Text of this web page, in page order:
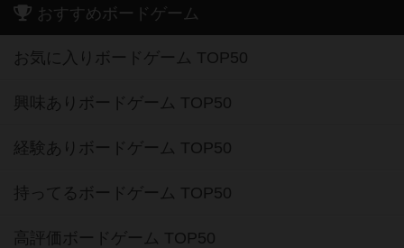
おすすめボードゲーム
お気に入りボードゲーム TOP50
興味ありボードゲーム TOP50
経験ありボードゲーム TOP50
持ってるボードゲーム TOP50
高評価ボードゲーム TOP50